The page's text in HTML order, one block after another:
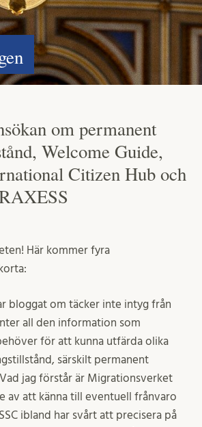
om permanent
Welcome Guide,
Citizen Hub och
Här kommer fyra
bloggat om täcker inte intyg från
all den information som
för att kunna utfärda olika
särskilt permanent
jag förstår är Migrationsverket
av att känna till eventuell frånvaro
ibland har svårt att precisera på